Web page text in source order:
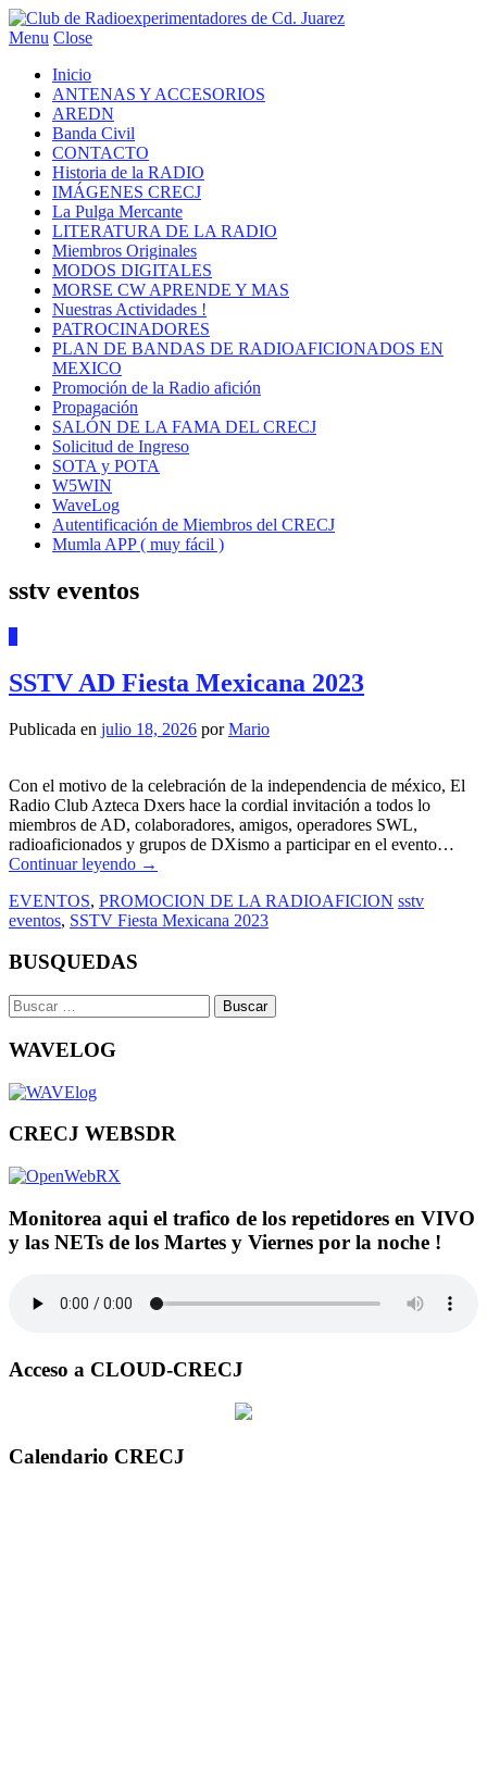
Menu Close
Inicio
ANTENAS Y ACCESORIOS
AREDN
Banda Civil
CONTACTO
Historia de la RADIO
IMÁGENES CRECJ
La Pulga Mercante
LITERATURA DE LA RADIO
Miembros Originales
MODOS DIGITALES
MORSE CW APRENDE Y MAS
Nuestras Actividades !
PATROCINADORES
PLAN DE BANDAS DE RADIOAFICIONADOS EN
MEXICO
Promoción de la Radio afición
Propagación
SALÓN DE LA FAMA DEL CRECJ
Solicitud de Ingreso
SOTA y POTA
W5WIN
WaveLog
Autentificación de Miembros del CRECJ
Mumla APP ( muy fácil )
sstv eventos
SSTV AD Fiesta Mexicana 2023
Publicada en julio 18, 2026 porMario
Con el motivo de la celebración de la independencia de méxico, El
Radio Club Azteca Dxers hace la cordial invitación a todos lo
miembros de AD, colaboradores, amigos, operadores SWL,
radioaficionados y grupos de DXismo a participar en el evento…
Continuar leyendo →
EVENTOS, PROMOCION DE LA RADIOAFICION sstv
eventos, SSTV Fiesta Mexicana 2023
BUSQUEDAS
Buscar:
WAVELOG
CRECJ WEBSDR
Monitorea aqui el trafico de los repetidores en VIVO
y las NETs de los Martes y Viernes por la noche !
Acceso a CLOUD-CRECJ
Calendario CRECJ